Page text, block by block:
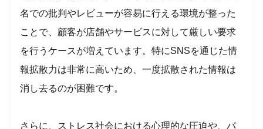
名での批判やレビューが容易に行える環境が整った
ことで、顧客が店舗やサービスに対して厳しい要求
を行うケースが増えています。特にSNSを通じた情
報拡散力は非常に高いため、一度拡散された情報は
消し去るのが困難です。
さらに、ストレス社会における心理的な圧迫や、パ